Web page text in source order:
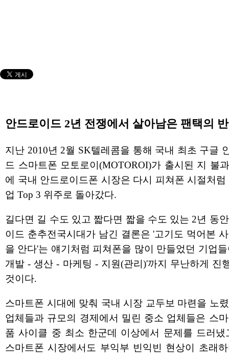
안드로이드 2년 전쟁에서 살아남은 팬택의
지난 2010년 2월 SK텔레콤을 통해 국내 최초 구글
드 스마트폰 모토로이(MOTOROI)가 출시된 지 불
에 국내 안드로이드폰 시장은 다시 피쳐폰 시절처럼
업 Top 3 위주로 돌아갔다.
길다면 길 수도 있고 짧다면 짧을 수도 있는 2년 동
이드 춘추전국시대가 남긴 결론은 '고기도 먹어본
을 안다'는 얘기처럼 피쳐폰을 많이 만들었던 기업
개발 - 생산 - 마케팅 - 지원(관리)'까지 무난하게 진
것이다.
스마트폰 시대에 맞춰 국내 시장 교두보 마련을 노
업체들과 규모의 경제에서 밀린 중소 업체들은 스
품 사이클 중 최소 한군데 이상에서 문제를 드러냈
스마트폰 시장에서도 부익부 빈익빈 현상이 초래